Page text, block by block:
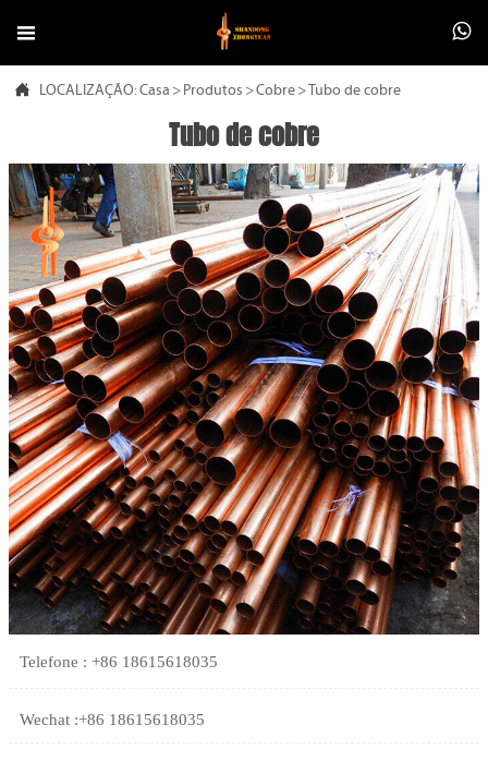
 
 LOCALIZAÇÃO:Casa > Produtos >Cobre > Tubo de cobre
Tubo de cobre
Telefone : +86 18615618035
Wechat :+86 18615618035